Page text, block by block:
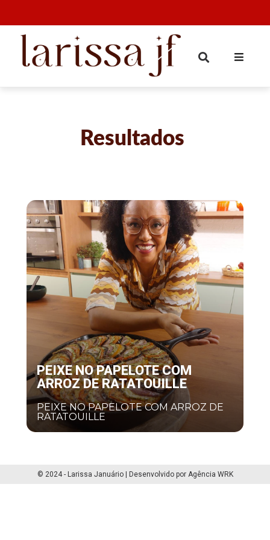
Resultados
PEIXE NO PAPELOTE COM
ARROZ DE RATATOUILLE
PEIXE NO PAPELOTE COM ARROZ DE
RATATOUILLE
© 2024 - Larissa Januário | Desenvolvido por Agência WRK